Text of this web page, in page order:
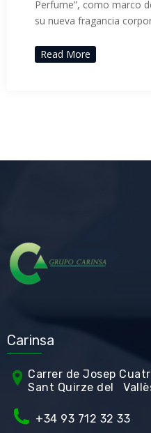
Perfume”, como marco
su nueva fragancia
Read More
Carinsa
Carrer de Josep
Sant Quirze del
+34 93 712 32 33